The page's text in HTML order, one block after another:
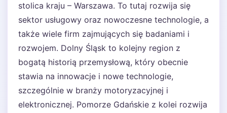
stolica kraju – Warszawa. To tutaj rozwija się
sektor usługowy oraz nowoczesne technologie, a
także wiele firm zajmujących się badaniami i
rozwojem. Dolny Śląsk to kolejny region z
bogatą historią przemysłową, który obecnie
stawia na innowacje i nowe technologie,
szczególnie w branży motoryzacyjnej i
elektronicznej. Pomorze Gdańskie z kolei rozwija